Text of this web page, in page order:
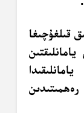
قىلغۇچىغا